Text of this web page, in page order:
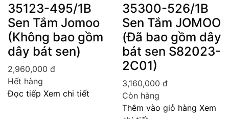
35123-495/1B
Sen Tắm Jomoo
(Không bao gồm
dây bát sen)
2,960,000 đ
Hết hàng
Đọc tiếp Xem chi tiết
35300-526/1B
Sen Tắm JOMOO
(Đã bao gồm dây
bát sen S82023-
2C01)
3,160,000 đ
Còn hàng
Thêm vào giỏ hàng Xem